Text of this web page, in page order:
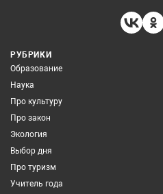
РУБРИКИ
Образование
Наука
Про культуру
Про закон
Экология
Выбор дня
Про туризм
Учитель года